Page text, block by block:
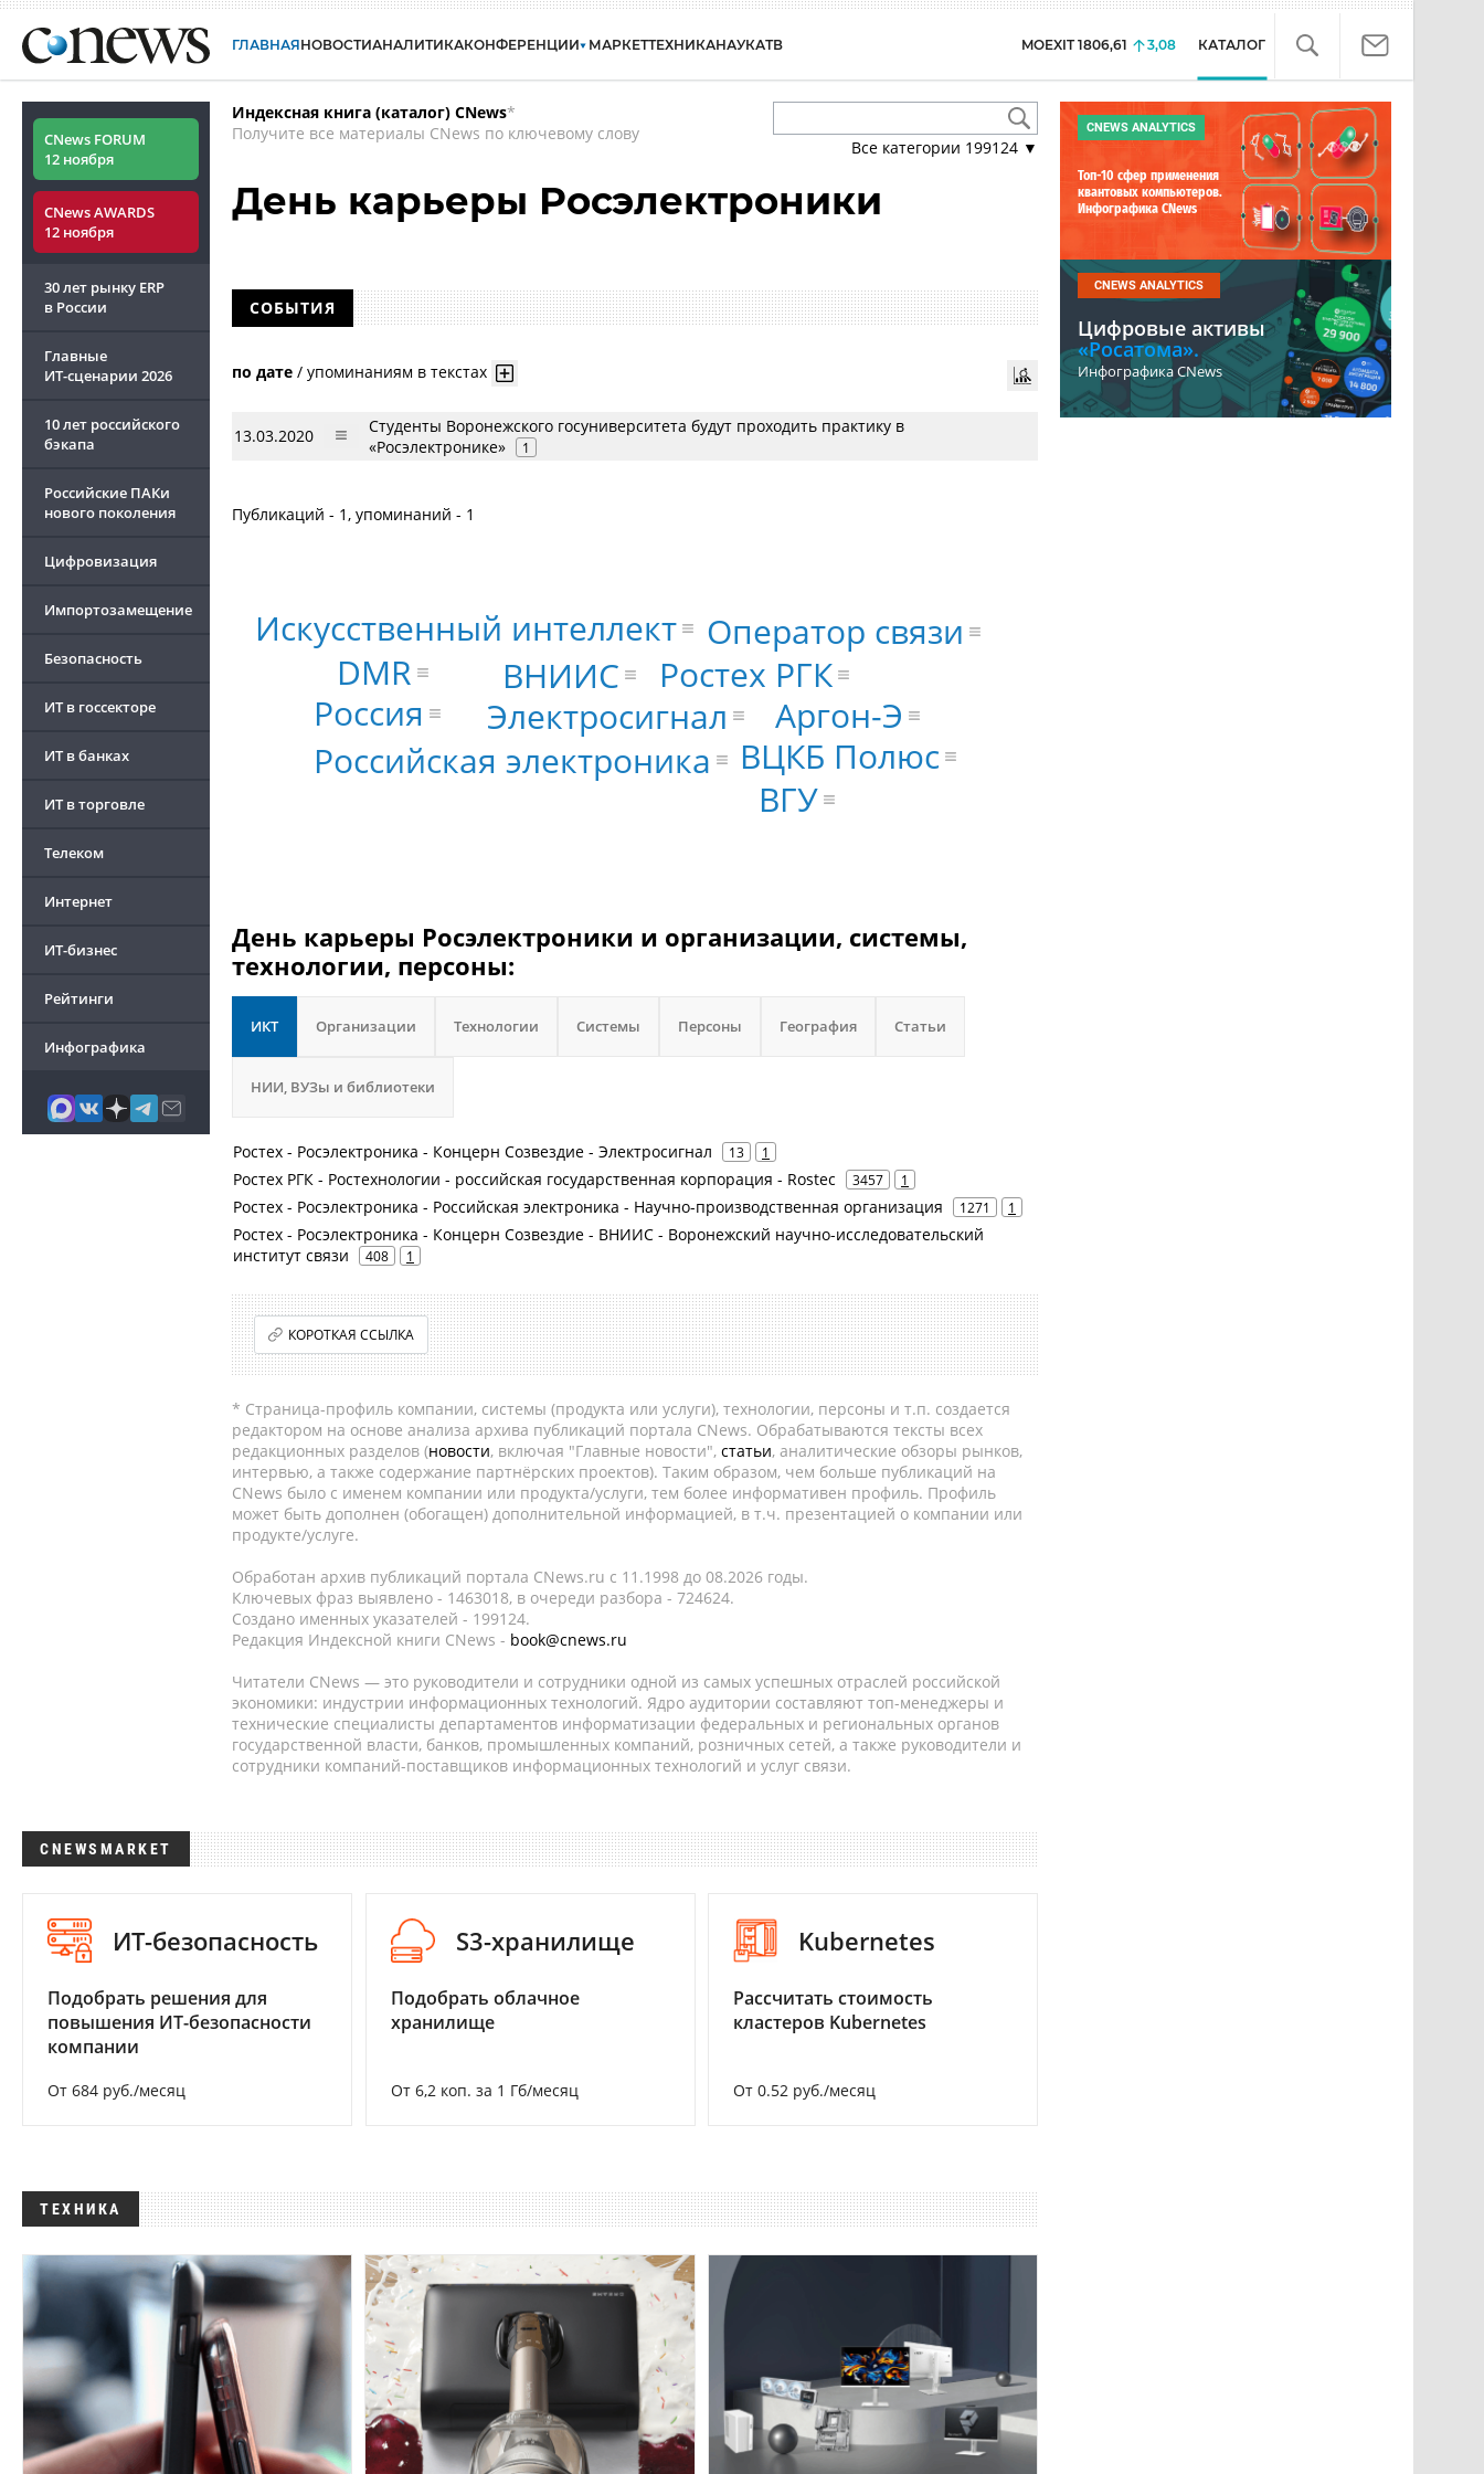
ГЛАВНАЯНОВОСТИАНАЛИТИКАКОНФЕРЕНЦИИ МАРКЕТТЕХНИКАНАУКАТВ MOEXIT 1806,61 3,08 КАТАЛОГ
CNews FORUM
12 ноября
CNews AWARDS
12 ноября
30 лет рынку ERP
в России
Главные
ИТ-сценарии 2026
10 лет российского
бэкапа
Российские ПАКи
нового поколения
Цифровизация
Импортозамещение
Безопасность
ИТ в госсекторе
ИТ в банках
ИТ в торговле
Телеком
Интернет
ИТ-бизнес
Рейтинги
Инфографика
Индексная книга (каталог) CNews*
Получите все материалы CNews по ключевому слову
Все категории 199124 ▼
День карьеры Росэлектроники
СОБЫТИЯ
по дате / упоминаниям в текстах
13.03.2020
Студенты Воронежского госуниверситета будут проходить практику в
«Росэлектронике»
1
Публикаций - 1, упоминаний - 1
Электросигнал
Ростех РГК
Российская электроника
ВНИИС
ВЦКБ Полюс
Оператор связи
Искусственный интеллект
DMR
Аргон-Э
Россия
ВГУ
День карьеры Росэлектроники и организации, системы,
технологии, персоны:
ИКТ Организации Технологии Системы Персоны География Статьи
НИИ, ВУЗы и библиотеки
Ростех - Росэлектроника - Концерн Созвездие - Электросигнал 13 1
Ростех РГК - Ростехнологии - российская государственная корпорация - Rostec 3457 1
Ростех - Росэлектроника - Российская электроника - Научно-производственная организация 1271 1
Ростех - Росэлектроника - Концерн Созвездие - ВНИИС - Воронежский научно-исследовательский
институт связи
408 1
КОРОТКАЯ ССЫЛКА
* Страница-профиль компании, системы (продукта или услуги), технологии, персоны и т.п. создается
редактором на основе анализа архива публикаций портала CNews. Обрабатываются тексты всех
редакционных разделов (новости, включая "Главные новости", статьи, аналитические обзоры рынков,
интервью, а также содержание партнёрских проектов). Таким образом, чем больше публикаций на
CNews было с именем компании или продукта/услуги, тем более информативен профиль. Профиль
может быть дополнен (обогащен) дополнительной информацией, в т.ч. презентацией о компании или
продукте/услуге.
Обработан архив публикаций портала CNews.ru c 11.1998 до 08.2026 годы.
Ключевых фраз выявлено - 1463018, в очереди разбора - 724624.
Создано именных указателей - 199124.
Редакция Индексной книги CNews - book@cnews.ru
Читатели CNews — это руководители и сотрудники одной из самых успешных отраслей российской
экономики: индустрии информационных технологий. Ядро аудитории составляют топ-менеджеры и
технические специалисты департаментов информатизации федеральных и региональных органов
государственной власти, банков, промышленных компаний, розничных сетей, а также руководители и
сотрудники компаний-поставщиков информационных технологий и услуг связи.
CNEWSMARKET
ИТ-безопасность
Подобрать решения для
повышения ИТ-безопасности
компании
От 684 руб./месяц
S3-хранилище
Подобрать облачное
хранилище
От 6,2 коп. за 1 Гб/месяц
Kubernetes
Рассчитать стоимость
кластеров Kubernetes
От 0.52 руб./месяц
ТЕХНИКА
CNEWS ANALYTICS
Топ-10 сфер применения
квантовых компьютеров.
Инфографика CNews
CNEWS ANALYTICS
Цифровые активы
«Росатома».
Инфографика CNews